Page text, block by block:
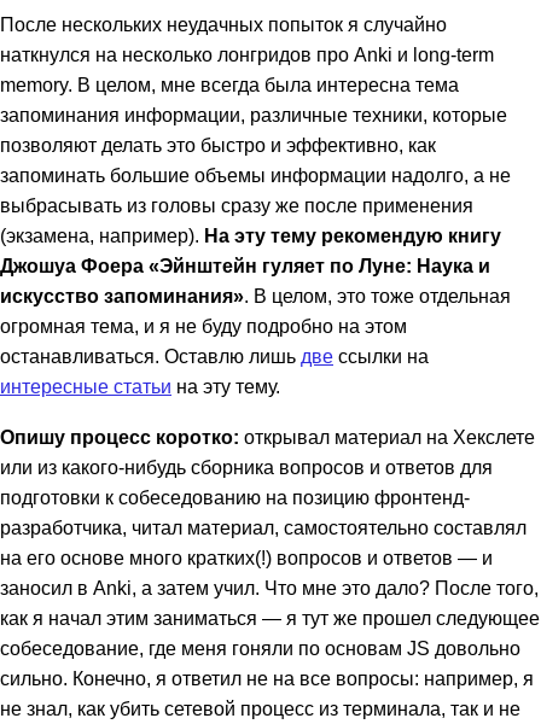
После нескольких неудачных попыток я случайно
наткнулся на несколько лонгридов про Anki и long-term
memory. В целом, мне всегда была интересна тема
запоминания информации, различные техники, которые
позволяют делать это быстро и эффективно, как
запоминать большие объемы информации надолго, а не
выбрасывать из головы сразу же после применения
(экзамена, например). На эту тему рекомендую книгу
Джошуа Фоера «Эйнштейн гуляет по Луне: Наука и
искусство запоминания». В целом, это тоже отдельная
огромная тема, и я не буду подробно на этом
останавливаться. Оставлю лишь две ссылки на
интересные статьи на эту тему.
Опишу процесс коротко: открывал материал на Хекслете
или из какого-нибудь сборника вопросов и ответов для
подготовки к собеседованию на позицию фронтенд-
разработчика, читал материал, самостоятельно составлял
на его основе много кратких(!) вопросов и ответов — и
заносил в Anki, а затем учил. Что мне это дало? После того,
как я начал этим заниматься — я тут же прошел следующее
собеседование, где меня гоняли по основам JS довольно
сильно. Конечно, я ответил не на все вопросы: например, я
не знал, как убить сетевой процесс из терминала, так и не